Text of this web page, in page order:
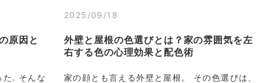
原因と
た. そんな
2025/09/18
外壁と屋根の色選びとは？家の雰囲気を左
右する色の心理効果と配色術
家の顔とも言える外壁と屋根。 その色選びは、